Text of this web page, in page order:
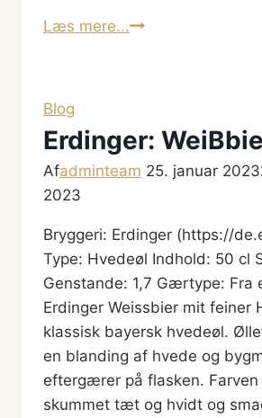
Læs mere...Primator
Blog
Erdinger:
Afadminteam 25. januar 2023
2023
Bryggeri: Erdinger (https://
Type: Hvedeøl Indhold: 50 cl
Genstande: 1,7 Gærtype: Fra
Erdinger Weissbier mit feiner
klassisk bayersk hvedeøl.
en blanding af hvede og
eftergærer på flasken. Farven
skummet tæt og hvidt og